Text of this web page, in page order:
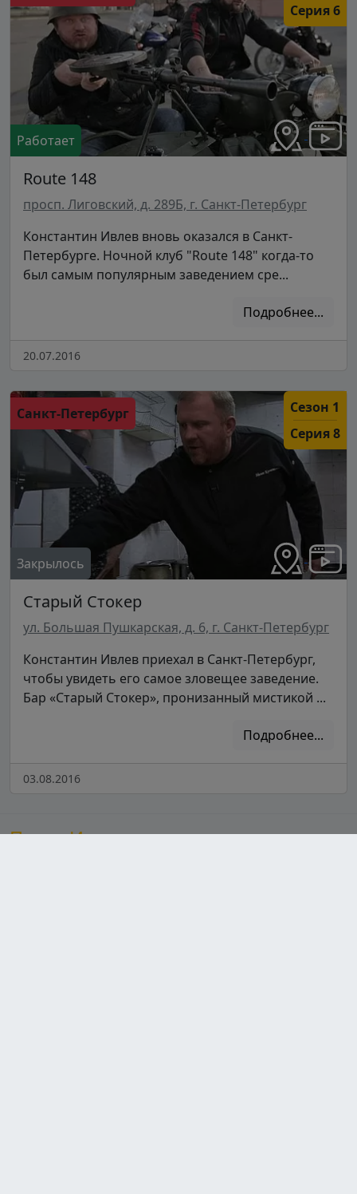
Серия 6
Работает
Route 148
просп. Лиговский, д. 289Б, г. Санкт-Петербург
Константин Ивлев вновь оказался в Санкт-
Петербурге. Ночной клуб "Route 148" когда-то
был самым популярным заведением сре...
Подробнее...
20.07.2016
Санкт-Петербург
Сезон 1
Серия 8
Закрылось
Старый Стокер
ул. Большая Пушкарская, д. 6, г. Санкт-Петербург
Константин Ивлев приехал в Санкт-Петербург,
чтобы увидеть его самое зловещее заведение.
Бар «Старый Стокер», пронизанный мистикой ...
Подробнее...
03.08.2016
После Ивлева